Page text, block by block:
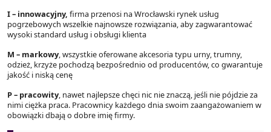
I – innowacyjny, firma przenosi na Wrocławski rynek usług
pogrzebowych wszelkie najnowsze rozwiązania, aby zagwarantować
wysoki standard usług i obsługi klienta
M – markowy , wszystkie oferowane akcesoria typu urny, trumny,
odzież, krzyże pochodzą bezpośrednio od producentów, co gwarantuje
jakość i niską cenę
P – pracowity , nawet najlepsze chęci nic nie znaczą, jeśli nie pójdzie za
nimi ciężka praca. Pracownicy każdego dnia swoim zaangażowaniem w
obowiązki dbają o dobre imię firmy.